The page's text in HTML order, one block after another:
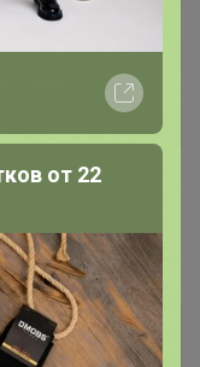
Орг. 9,66р
Доставка 5р
от 22